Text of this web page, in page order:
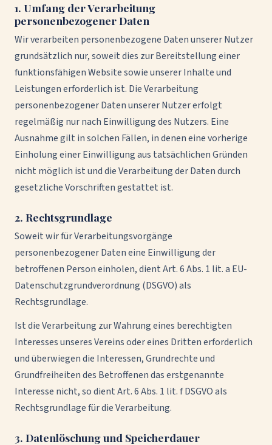
1. Umfang der Verarbeitung
personenbezogener Daten
Wir verarbeiten personenbezogene Daten unserer Nutzer
grundsätzlich nur, soweit dies zur Bereitstellung einer
funktionsfähigen Website sowie unserer Inhalte und
Leistungen erforderlich ist. Die Verarbeitung
personenbezogener Daten unserer Nutzer erfolgt
regelmäßig nur nach Einwilligung des Nutzers. Eine
Ausnahme gilt in solchen Fällen, in denen eine vorherige
Einholung einer Einwilligung aus tatsächlichen Gründen
nicht möglich ist und die Verarbeitung der Daten durch
gesetzliche Vorschriften gestattet ist.
2. Rechtsgrundlage
Soweit wir für Verarbeitungsvorgänge
personenbezogener Daten eine Einwilligung der
betroffenen Person einholen, dient Art. 6 Abs. 1 lit. a EU-
Datenschutzgrundverordnung (DSGVO) als
Rechtsgrundlage.
Ist die Verarbeitung zur Wahrung eines berechtigten
Interesses unseres Vereins oder eines Dritten erforderlich
und überwiegen die Interessen, Grundrechte und
Grundfreiheiten des Betroffenen das erstgenannte
Interesse nicht, so dient Art. 6 Abs. 1 lit. f DSGVO als
Rechtsgrundlage für die Verarbeitung.
3. Datenlöschung und Speicherdauer